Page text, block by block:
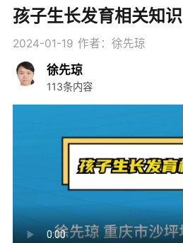
孩子生长发育相关知识
2024-01-19 作者：徐先琼
徐先琼
113条内容